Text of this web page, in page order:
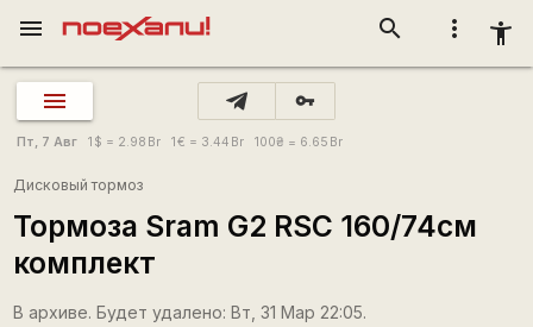
more_vert accessibility_new
search
menu
vpn_key
Пт, 7 Авг 1 $ = 2.98 Br 1€ = 3.44 Br 100₴ = 6.65 Br
Дисковый тормоз
Тормоза Sram G2 RSC 160/74см
комплект
В архиве. Будет удалено: Вт, 31 Мар 22:05.